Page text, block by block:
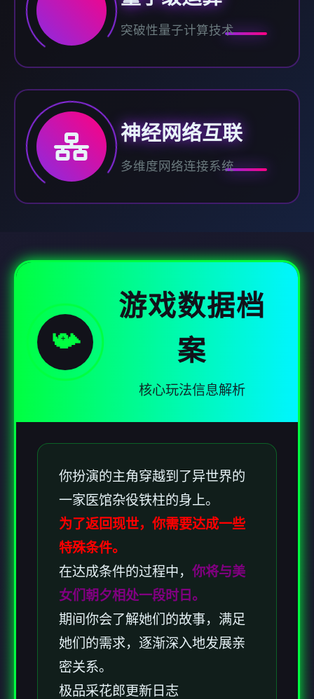
突破性量子计算技术
神经网络互联
多维度网络连接系统
📯
游戏数据档
案
核心玩法信息解析
你扮演的主角穿越到了异世界的
一家医馆杂役铁柱的身上。
为了返回现世，你需要达成一些
特殊条件。
在达成条件的过程中， 你将与美
女们朝夕相处一段时日。
期间你会了解她们的故事，满足
她们的需求，逐渐深入地发展亲
密关系。
极品采花郎更新日志